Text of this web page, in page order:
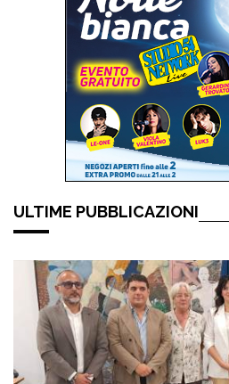
ULTIME PUBBLICAZIONI